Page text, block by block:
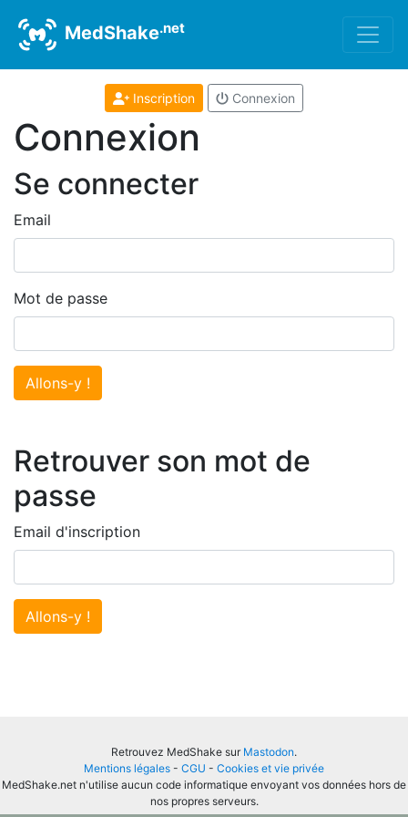
MedShake.net
Inscription Connexion
Connexion
Se connecter
Email
Mot de passe
Allons-y !
Retrouver son mot de
passe
Email d'inscription
Allons-y !
Retrouvez MedShake sur Mastodon.
Mentions légales - CGU - Cookies et vie privée
MedShake.net n'utilise aucun code informatique envoyant vos données hors de
nos propres serveurs.